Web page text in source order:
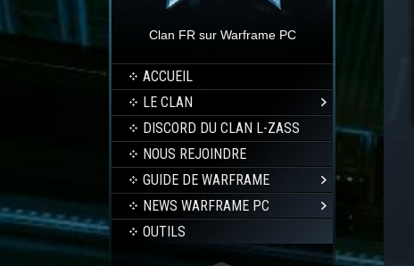
Clan FR sur Warframe PC
ACCUEIL
LE CLAN
DISCORD DU CLAN L-ZASS
NOUS REJOINDRE
GUIDE DE WARFRAME
NEWS WARFRAME PC
OUTILS